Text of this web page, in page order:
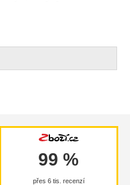
99 %
přes 6 tis. recenzí